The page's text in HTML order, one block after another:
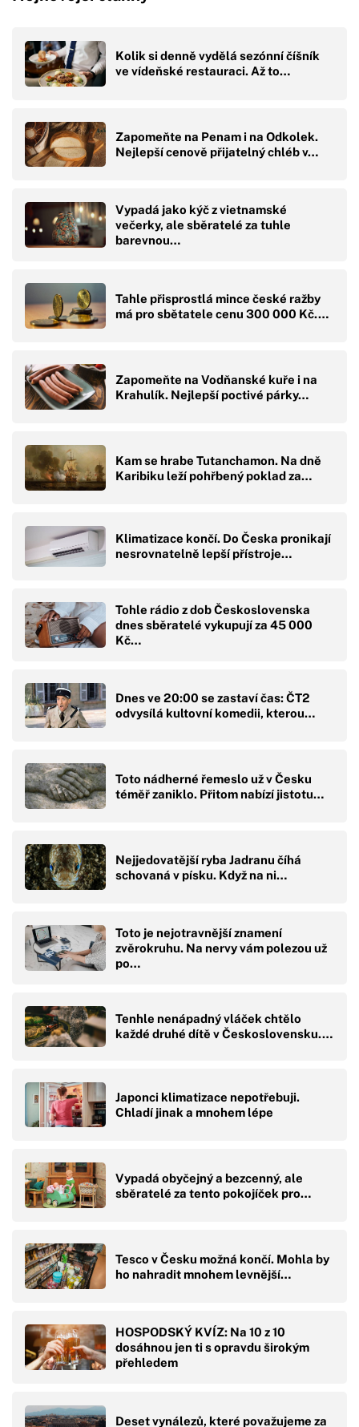
Kolik si denně vydělá sezónní číšník
ve vídeňské restauraci. Až to…
Zapomeňte na Penam i na Odkolek.
Nejlepší cenově přijatelný chléb v…
Vypadá jako kýč z vietnamské
večerky, ale sběratelé za tuhle
barevnou…
Tahle přisprostlá mince české ražby
má pro sbětatele cenu 300 000 Kč.…
Zapomeňte na Vodňanské kuře i na
Krahulík. Nejlepší poctivé párky…
Kam se hrabe Tutanchamon. Na dně
Karibiku leží pohřbený poklad za…
Klimatizace končí. Do Česka pronikají
nesrovnatelně lepší přístroje…
Tohle rádio z dob Československa
dnes sběratelé vykupují za 45 000
Kč…
Dnes ve 20:00 se zastaví čas: ČT2
odvysílá kultovní komedii, kterou…
Toto nádherné řemeslo už v Česku
téměř zaniklo. Přitom nabízí jistotu…
Nejjedovatější ryba Jadranu číhá
schovaná v písku. Když na ni…
Toto je nejotravnější znamení
zvěrokruhu. Na nervy vám polezou už
po…
Tenhle nenápadný vláček chtělo
každé druhé dítě v Československu.…
Japonci klimatizace nepotřebuji.
Chladí jinak a mnohem lépe
Vypadá obyčejný a bezcenný, ale
sběratelé za tento pokojíček pro…
Tesco v Česku možná končí. Mohla by
ho nahradit mnohem levnější…
HOSPODSKÝ KVÍZ: Na 10 z 10
dosáhnou jen ti s opravdu širokým
přehledem
Deset vynálezů, které považujeme za